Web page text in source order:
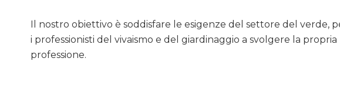
Il nostro obiettivo è soddisfare le esigenze del settore del verde,
i professionisti del vivaismo e del giardinaggio a svolgere la propria
professione.